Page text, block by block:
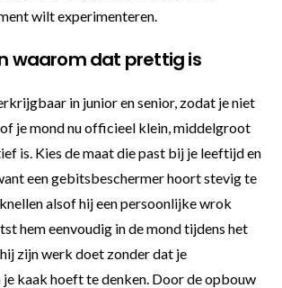
wilt experimenteren.
waarom dat prettig is
in junior en senior, zodat je niet
je mond nu officieel klein, middelgroot
is. Kies de maat die past bij je leeftijd en
een gebitsbeschermer hoort stevig te
alsof hij een persoonlijke wrok
hem eenvoudig in de mond tijdens het
zijn werk doet zonder dat je
kaak hoeft te denken. Door de opbouw